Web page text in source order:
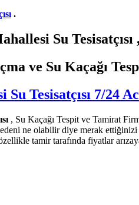
.
Su Tesisatçısı ,
Su Kaçağı
Tesisatçısı 7/24
, Su Kaçağı Tespit ve Tamirat
ne olabilir diye merak
tamir tarafında fiyatlar